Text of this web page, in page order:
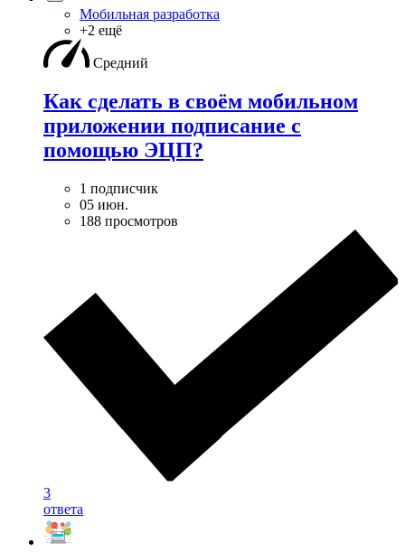
Мобильная разработка
+2 ещё
Средний
Как сделать в своём мобильном
приложении подписание с
помощью ЭЦП?
1 подписчик
05 июн.
188 просмотров
3
ответа